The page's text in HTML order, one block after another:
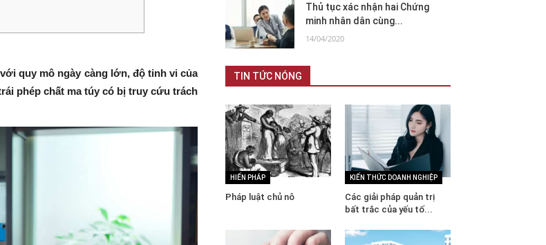
quy mô ngày càng lớn, độ tinh vi của
phép chất ma túy có bị truy cứu trách
Thủ tục xác nhận hai Chứng
minh nhân dân cùng...
14/04/2020
TIN TỨC NÓNG
HIẾN PHÁP
Pháp luật chủ nô
KIẾN THỨC DOANH NGHIỆP
Các giải pháp quản trị
bất trắc của yếu tố...